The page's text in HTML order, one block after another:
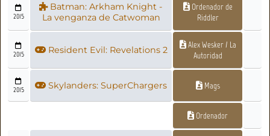
2015
Batman: Arkham Knight -
La venganza de Catwoman
Ordenador de
Riddler
2015 Resident Evil: Revelations 2
Alex Wesker / La
Autoridad
2015 Skylanders: SuperChargers Mags
Ordenador